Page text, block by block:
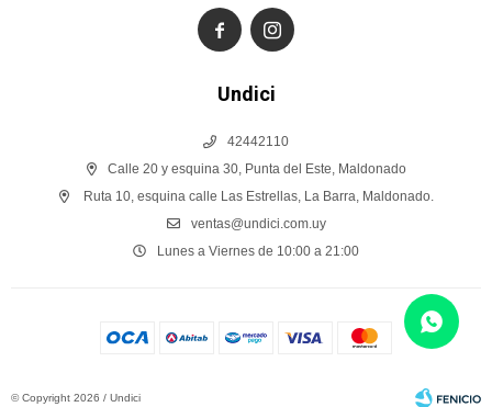
Undici
42442110
Calle 20 y esquina 30, Punta del Este, Maldonado
Ruta 10, esquina calle Las Estrellas, La Barra, Maldonado.
ventas@undici.com.uy
Lunes a Viernes de 10:00 a 21:00
 
© Copyright 2026 / Undici